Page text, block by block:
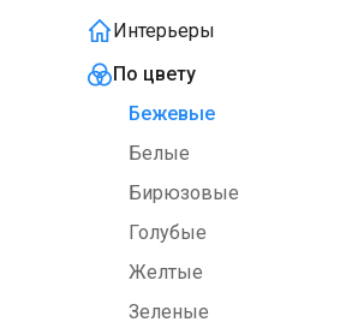
Интерьеры
По цвету
Бежевые
Белые
Бирюзовые
Голубые
Желтые
Зеленые